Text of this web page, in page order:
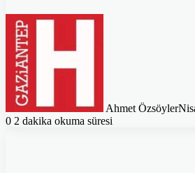
Ahmet Özsöyler
0 2 dakika okuma süresi